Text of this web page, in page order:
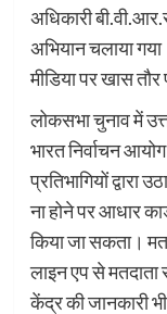
अधिकारी
अभियान चलाया
मीडिया पर खास
लोकसभा चुनाव में
भारत निर्वाचन
प्रतिभागियों द्वारा
ना होने पर आधार
किया जा सकता।
लाइन एप से
केंद्र की जानकारी